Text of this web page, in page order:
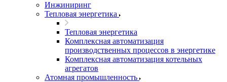
Инжиниринг
Тепловая энергетика
Тепловая энергетика
Комплексная автоматизация
производственных процессов в энергетике
Комплексная автоматизация котельных
агрегатов
Атомная промышленность